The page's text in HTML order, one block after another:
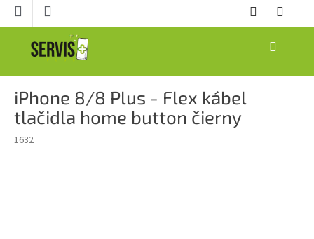
Prejsť
NÁKUPNÝ
iPhone 8/8 Plus - Flex kábel
tlačidla home button čierny
1632